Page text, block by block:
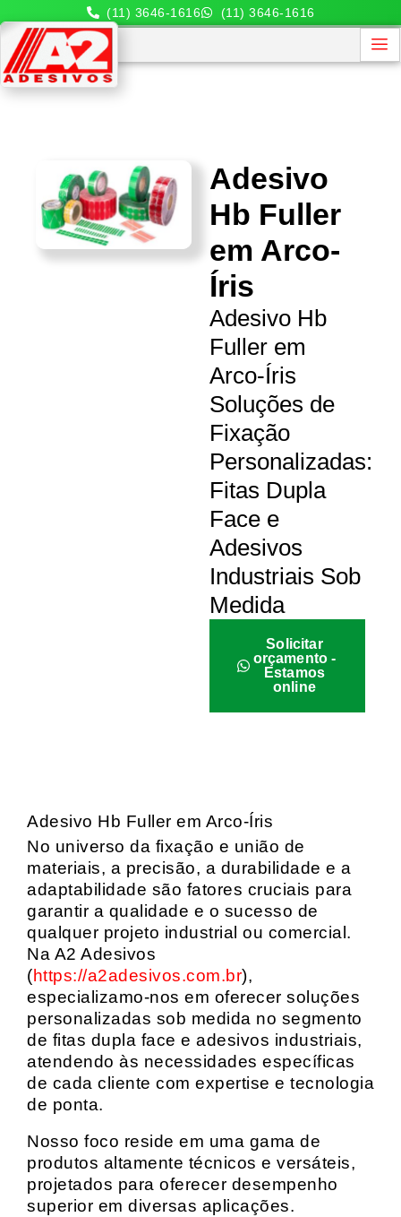
(11) 3646-1616 (11) 3646-1616
Adesivo
Hb Fuller
em Arco-
Íris
Adesivo Hb
Fuller em
Arco-Íris
Soluções de
Fixação
Personalizadas:
Fitas Dupla
Face e
Adesivos
Industriais Sob
Medida
Solicitar
orçamento -
Estamos
online
Adesivo Hb Fuller em Arco-Íris
No universo da fixação e união de
materiais, a precisão, a durabilidade e a
adaptabilidade são fatores cruciais para
garantir a qualidade e o sucesso de
qualquer projeto industrial ou comercial.
Na A2 Adesivos
(https://a2adesivos.com.br),
especializamo-nos em oferecer soluções
personalizadas sob medida no segmento
de fitas dupla face e adesivos industriais,
atendendo às necessidades específicas
de cada cliente com expertise e tecnologia
de ponta.
Nosso foco reside em uma gama de
produtos altamente técnicos e versáteis,
projetados para oferecer desempenho
superior em diversas aplicações.